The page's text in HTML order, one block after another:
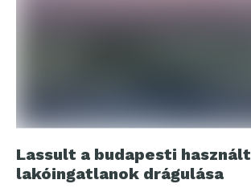
Lassult a budapesti használt
lakóingatlanok drágulása